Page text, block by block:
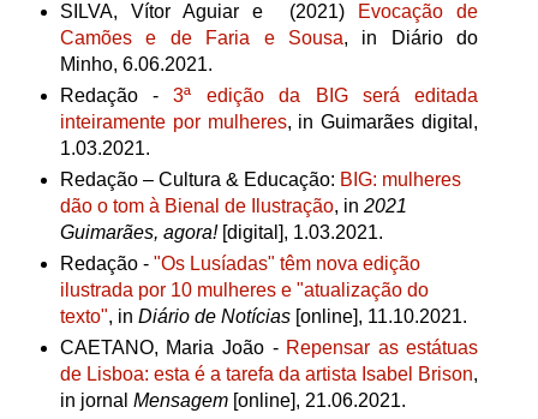
SILVA, Vítor Aguiar e (2021)
Evocação de
Camões e de Faria e Sousa, in Diário do
Minho, 6.06.2021.
Redação -3ª edição da BIG será editada
inteiramente por mulheres, in Guimarães digital,
1.03.2021.
Redação – Cultura & Educação: BIG: mulheres
dão o tom à Bienal de Ilustração, in 2021
Guimarães, agora! [digital], 1.03.2021.
Redação - "Os Lusíadas" têm nova edição
ilustrada por 10 mulheres e "atualização do
texto", in Diário de Notícias[online], 11.10.2021.
CAETANO, Maria João - Repensar as estátuas
de Lisboa: esta é a tarefa da artista Isabel Brison,
in jornal Mensagem[online], 21.06.2021.